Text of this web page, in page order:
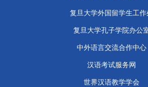
复旦大学外国留学生工作
复旦大学孔子学院办公
中外语言交流合作中心
汉语考试服务网
世界汉语教学学会